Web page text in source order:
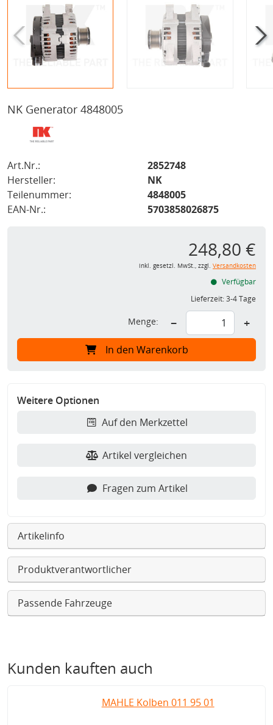
NK Generator 4848005
Art.Nr.:
2852748
Hersteller:
NK
Teilenummer:
4848005
EAN-Nr.:
5703858026875
248,80 €
inkl. gesetzl. MwSt., zzgl. Versandkosten
Verfügbar
Lieferzeit:3-4 Tage
Menge: − +
In den Warenkorb
Weitere Optionen
Auf den Merkzettel
Artikel vergleichen
Fragen zum Artikel
Artikelinfo
Produktverantwortlicher
Passende Fahrzeuge
Kunden kauften auch
MAHLE Kolben 011 95 01